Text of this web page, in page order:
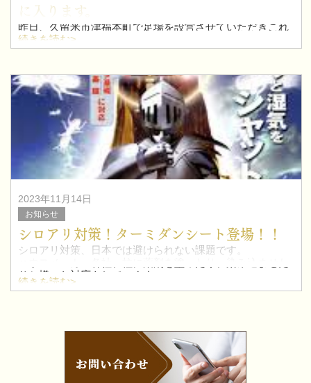
に入ります。
昨日、久留米市津福本町で足場を設営させていただきこれ
から屋根・外壁塗装に入ります。
大善寺の現場同様、綺麗に仕上がるように誠心誠意、塗っ
続きを読む>
2023年11月14日
お知らせ
シロアリ対策！ターミダンシート登場！！
シロアリ対策、日本では避けられない課題です。
りと様々な対応をしています。
続きを読む>